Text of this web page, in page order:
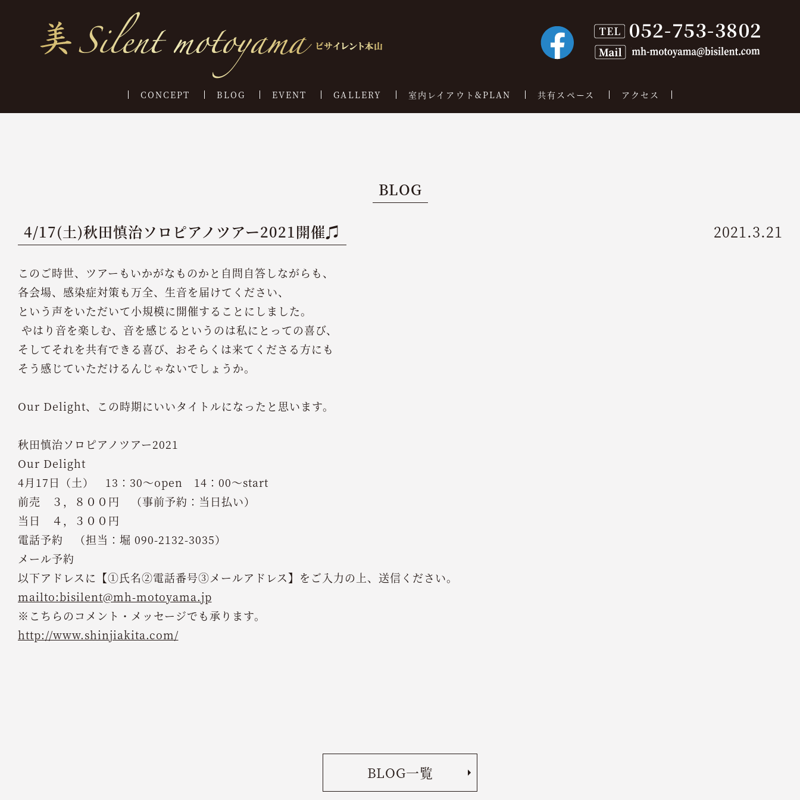
CONCEPT BLOG EVENT GALLERY 室内レイアウト&PLAN 共有スペース アクセス
BLOG
4/17(土)秋田慎治ソロピアノツアー2021開催♫ 2021.3.21
このご時世、ツアーもいかがなものかと自問自答しながらも、
各会場、感染症対策も万全、生音を届けてください、
という声をいただいて小規模に開催することにしました。
やはり音を楽しむ、音を感じるというのは私にとっての喜び、
そしてそれを共有できる喜び、おそらくは来てくださる方にも
そう感じていただけるんじゃないでしょうか。
Our Delight、この時期にいいタイトルになったと思います。
秋田慎治ソロピアノツアー2021
Our Delight
4月17日（土）
13：30～open 14：00～start
前売 ３，８００円 （事前予約：当日払い）
当日 ４，３００円
電話予約 （担当：堀 090-2132-3035）
メール予約
以下アドレスに【①氏名②電話番号③メールアドレス】をご入力の上、送信ください。
mailto:bisilent@mh-motoyama.jp
※こちらのコメント・メッセージでも承ります。
http://www.shinjiakita.com/
BLOG一覧